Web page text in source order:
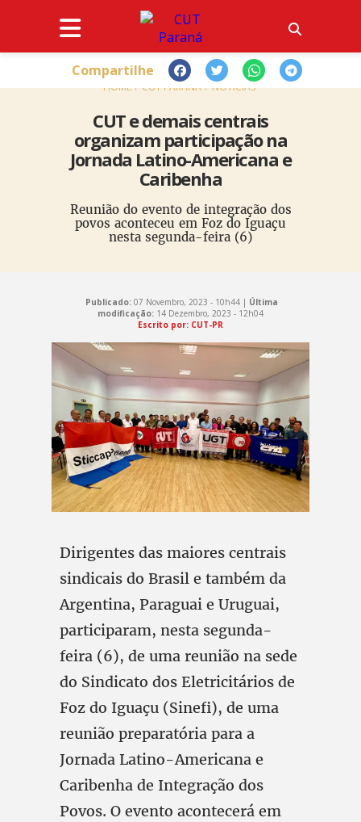
HOME CUT PARANÁ NOTÍCIAS
CUT e demais centrais
organizam participação na
Jornada Latino-Americana e
Caribenha
Reunião do evento de integração dos
povos aconteceu em Foz do Iguaçu
nesta segunda-feira (6)
Compartilhe
Publicado: 07 Novembro, 2023 - 10h44 | Última
modificação: 14 Dezembro, 2023 - 12h04
Escrito por: CUT-PR
Dirigentes das maiores centrais
sindicais do Brasil e também da
Argentina, Paraguai e Uruguai,
participaram, nesta segunda-
feira (6), de uma reunião na sede
do Sindicato dos Eletricitários de
Foz do Iguaçu (Sinefi), de uma
reunião preparatória para a
Jornada Latino-Americana e
Caribenha de Integração dos
Povos. O evento acontecerá em